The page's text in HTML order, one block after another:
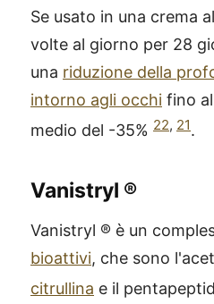
Se usato in una crema
volte al giorno per 28
una riduzione della
intorno agli occhi fino
medio del -35% 22, 21.
Vanistryl ®
Vanistryl ® è un
bioattivi, che sono
citrullina e il